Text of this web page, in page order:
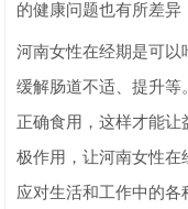
的健康问题也有所差异
河南女性在经期是可以
缓解肠道不适、提升
正确食用，这样才能
极作用，让河南女性
应对生活和工作中的各